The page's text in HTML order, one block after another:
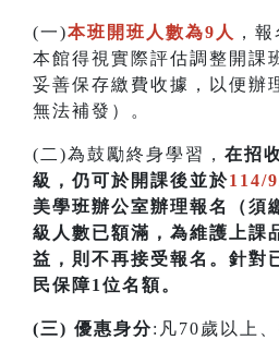
(一)本班開班人數為9人
，
本館得視實際評估調整開課
妥善保存繳費收據，以便辦
無法補發）。
(二)為鼓勵終身學習， 在招
級，仍可於開課後並於114/
美學班辦公室辦理報名（須
級人數已額滿，為維護上課
益，則不再接受報名。針對
民保障1位名額。
(三) 優惠身分:凡70歲以上